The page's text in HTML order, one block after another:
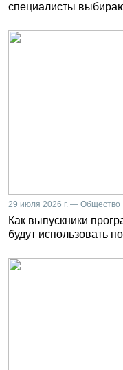
специалисты
29 июля 2026 г. — Общество
Как выпускники
будут использовать